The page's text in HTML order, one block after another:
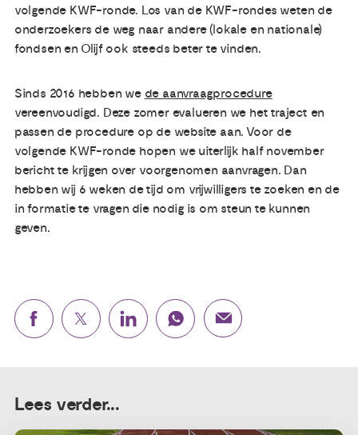
volgende KWF-ronde. Los van de KWF-rondes weten de
onderzoekers de weg naar andere (lokale en nationale)
fondsen en Olijf ook steeds beter te vinden.
Sinds 2016 hebben we de aanvraagprocedure
vereenvoudigd. Deze zomer evalueren we het traject en
passen de procedure op de website aan. Voor de
volgende KWF-ronde hopen we uiterlijk half november
bericht te krijgen over voorgenomen aanvragen. Dan
hebben wij 6 weken de tijd om vrijwilligers te zoeken en de
in formatie te vragen die nodig is om steun te kunnen
geven.
Lees verder...